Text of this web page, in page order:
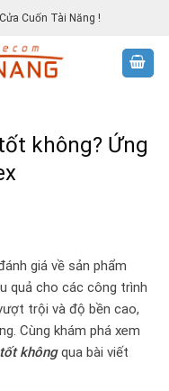
Cuốn Tài Năng !
không? Ứng
giá về sản phẩm
quả cho các công trình
trội và độ bền cao,
Cùng khám phá xem
khôngqua bài viết